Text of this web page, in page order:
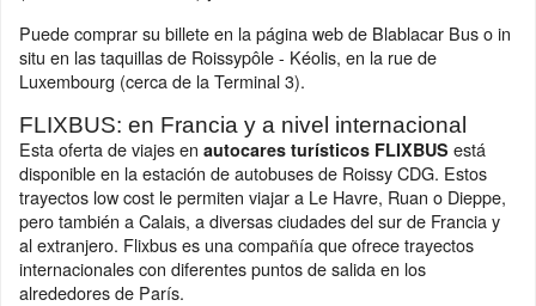
Puede comprar su billete en la página web de Blablacar Bus o in
situ en las taquillas de Roissypôle - Kéolis, en la rue de
Luxembourg (cerca de la Terminal 3).
FLIXBUS: en Francia y a nivel internacional
Esta oferta de viajes en autocares turísticos FLIXBUS está
disponible en la estación de autobuses de Roissy CDG. Estos
trayectos low cost le permiten viajar a Le Havre, Ruan o Dieppe,
pero también a Calais, a diversas ciudades del sur de Francia y
al extranjero. Flixbus es una compañía que ofrece trayectos
internacionales con diferentes puntos de salida en los
alrededores de París.